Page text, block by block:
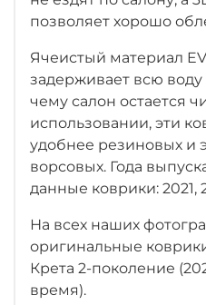
позволяет хорошо
Ячеистый материал
задерживает всю воду
чему салон остается
использовании, эти
удобнее резиновых и
ворсовых. Года
данные коврики: 2021,
На всех наших
оригинальные
Крета 2-поколение
время).